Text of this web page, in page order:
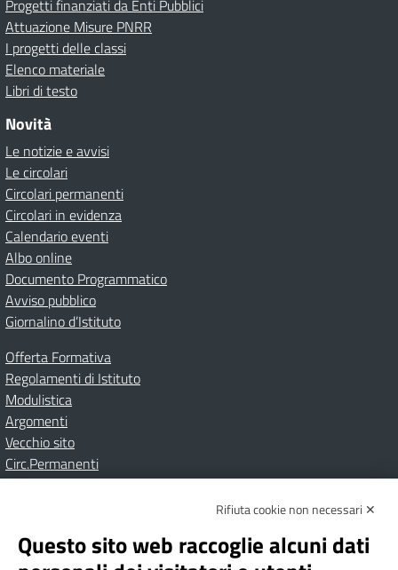
Progetti finanziati da Enti Pubblici
Attuazione Misure PNRR
I progetti delle classi
Elenco materiale
Libri di testo
Novità
Le notizie e avvisi
Le circolari
Circolari permanenti
Circolari in evidenza
Calendario eventi
Albo online
Documento Programmatico
Avviso pubblico
Giornalino d’Istituto
Offerta Formativa
Regolamenti di Istituto
Modulistica
Argomenti
Vecchio sito
Circ.Permanenti
Albo onlinePrivacy Policy
Dichiarazione di accessibilità
Note Legali
Rifiuta cookie non necessari ✕
Questo sito web raccoglie alcuni dati